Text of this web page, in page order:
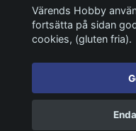
Sociala medier
©
Värends Hobby
fortsätta på sidan
cookies, (gluten fria).